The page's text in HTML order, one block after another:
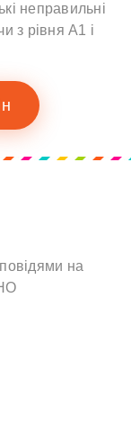
неправильні
з рівня A1 і
на